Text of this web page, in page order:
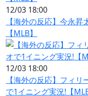
12/03 18:00
【海外の反応】今永
【MLB】
12/03 18:00
【海外の反応】フィ
で1イニング実況!【MLB